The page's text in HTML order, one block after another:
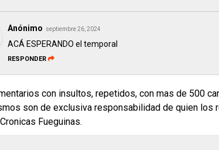
Anónimo septiembre 26, 2024
ACÁ ESPERANDO el temporal
RESPONDER
con insultos, repetidos, con mas de 500
son de exclusiva responsabilidad de quien los
Fueguinas.